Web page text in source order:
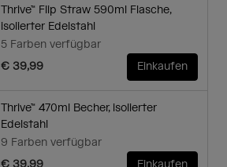
Thrive™ Flip Straw 590ml Flasche,
isolierter Edelstahl
5 Farben verfügbar
€ 39,99
Einkaufen
Thrive™ 470ml Becher, isolierter
Edelstahl
9 Farben verfügbar